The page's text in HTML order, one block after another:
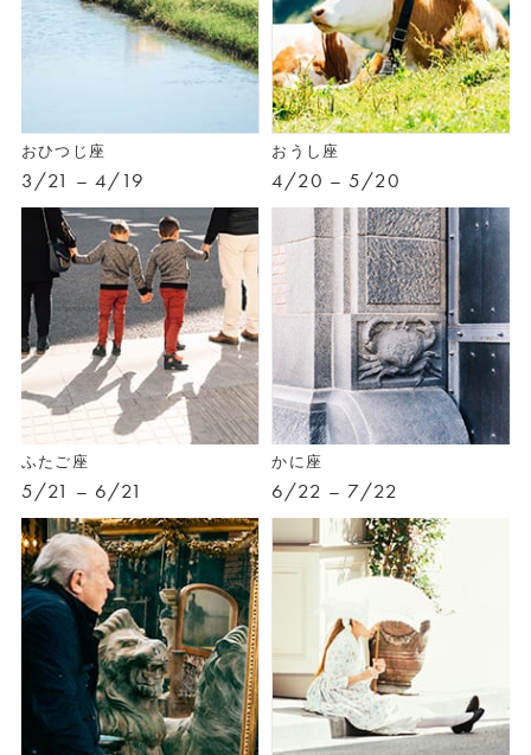
おひつじ座
3/21 – 4/19
おうし座
4/20 – 5/20
ふたご座
5/21 – 6/21
かに座
6/22 – 7/22